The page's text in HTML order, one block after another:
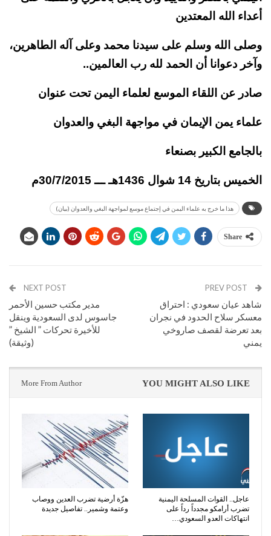
أعداء الله المعتدين
وصلى الله وسلم على سيدنا محمد وعلى آله الطاهرين،
وآخر دعوانا أن الحمد لله رب العالمين..
صادر عن اللقاء الموسع لعلماء اليمن تحت عنوان
علماء يمن الإيمان في مواجهة البغي والعدوان
بالجامع الكبير بصنعاء
الخميس بتاريخ 14 شوال 1436هـ ـــ 30/7/2015م
هذا ما خرج به علماء اليمن في إجتماع موسع لمواجهة البغي والعدوان (بيان)
Share
شاهد عيان سعودي : احتراق
معسكر سلاح الحدود في نجران
بعد تعرضة لقصف صاروخي
يمني
NEXT POST
مدير مكتب حسين الأحمر
جاسوس لدى السعودية وينقل
للأخيرة تحركات ” الشيخ ”
(وثيقة)
YOU MIGHT ALSO LIKE
More From Author
عاجل.. القوات المسلحة اليمنية
تضرب أرامكو مجدداً رداً على
انتهاكات العدو السعودي…
هزّة أرضية تضرب العدين ووصاب
وعتمة وشمير.. تفاصيل جديدة